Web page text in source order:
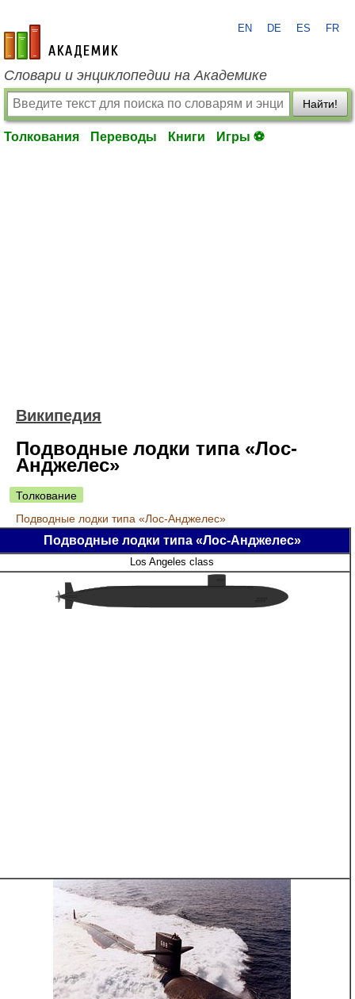
academic.ru
EN DE ES FR
Словари и энциклопедии на Академике
Найти!
Толкования Переводы Книги Игры ⚽
Википедия
Подводные лодки типа «Лос-
Анджелес»
Толкование
Подводные лодки типа «Лос-Анджелес»
Подводные лодки типа «Лос-Анджелес»
Los Angeles class